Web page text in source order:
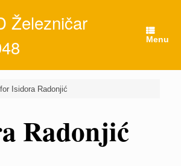
Železničar
Menu
Isidora Radonjić
Radonjić